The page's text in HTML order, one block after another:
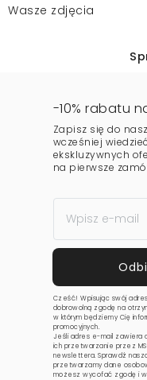
Wasze zdjęcia
-10% rabatu
Zapisz się do
wcześniej
ekskluzywnych
na pierwsze
Cześć! Wpisując swój
dobrowolną zgodę na
w którym będziemy Cię
promocyjnych.
Jeśli adres e-mail zawiera
ich przetwarzanie przez
newslettera. Sprawdź
przetwarzamy dane
możesz wycofać zgodę i